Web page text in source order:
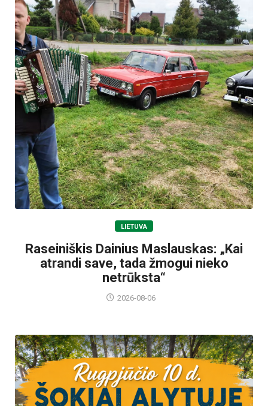
LIETUVA
Raseiniškis Dainius Maslauskas: „Kai
atrandi save, tada žmogui nieko
netrūksta“
2026-08-06